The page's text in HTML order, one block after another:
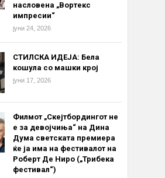
насловена „Вортекс
импресии“
јуни 24, 2026
СТИЛСКА ИДЕЈА: Бела
кошула со машки крој
јуни 17, 2026
Филмот „Скејтбордингот не
е за девојчиња“ на Дина
Дума светската премиера
ќе ја има на фестивалот на
Роберт Де Ниро („Трибека
фестивал“)